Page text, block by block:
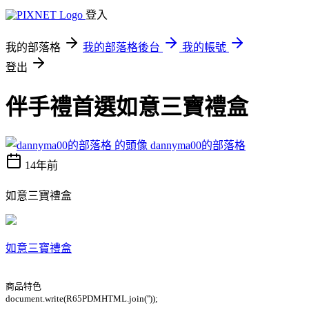
登入
我的部落格 我的部落格後台
我的帳號
登出
伴手禮首選如意三寶禮盒
dannyma00的部落格
14年前
如意三寶禮盒
如意三寶禮盒
商品特色
document.write(R65PDMHTML.join(''));